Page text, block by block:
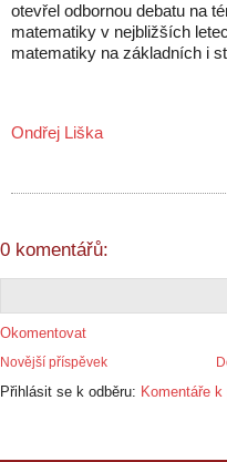
otevřel odbornou debatu na
matematiky v nejbližších
matematiky na základních i
Ondřej Liška
0 komentářů:
Okomentovat
Novější příspěvek
Přihlásit se k odběru: Komentáře